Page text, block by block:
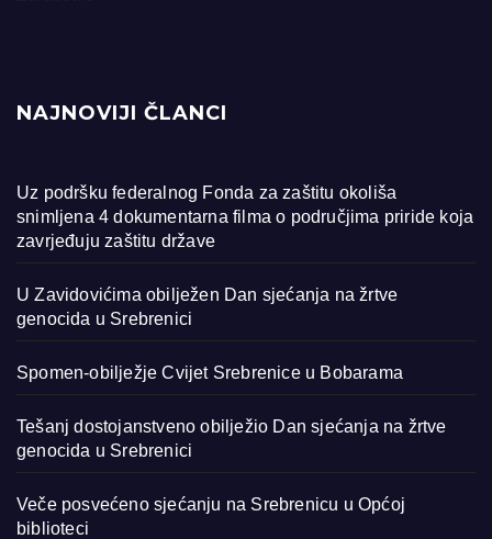
NAJNOVIJI ČLANCI
Uz podršku federalnog Fonda za zaštitu okoliša
snimljena 4 dokumentarna filma o područjima priride koja
zavrjeđuju zaštitu države
U Zavidovićima obilježen Dan sjećanja na žrtve
genocida u Srebrenici
Spomen-obilježje Cvijet Srebrenice u Bobarama
Tešanj dostojanstveno obilježio Dan sjećanja na žrtve
genocida u Srebrenici
Veče posvećeno sjećanju na Srebrenicu u Općoj
biblioteci